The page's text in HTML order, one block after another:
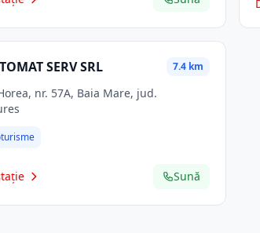
SERV SRL 7.4 km
Sună